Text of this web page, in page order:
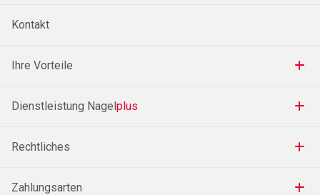
Kontakt
Ihre Vorteile
Dienstleistung Nagelplus
Rechtliches
Zahlungsarten